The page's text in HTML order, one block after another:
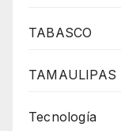
TABASCO
TAMAULIPAS
Tecnología